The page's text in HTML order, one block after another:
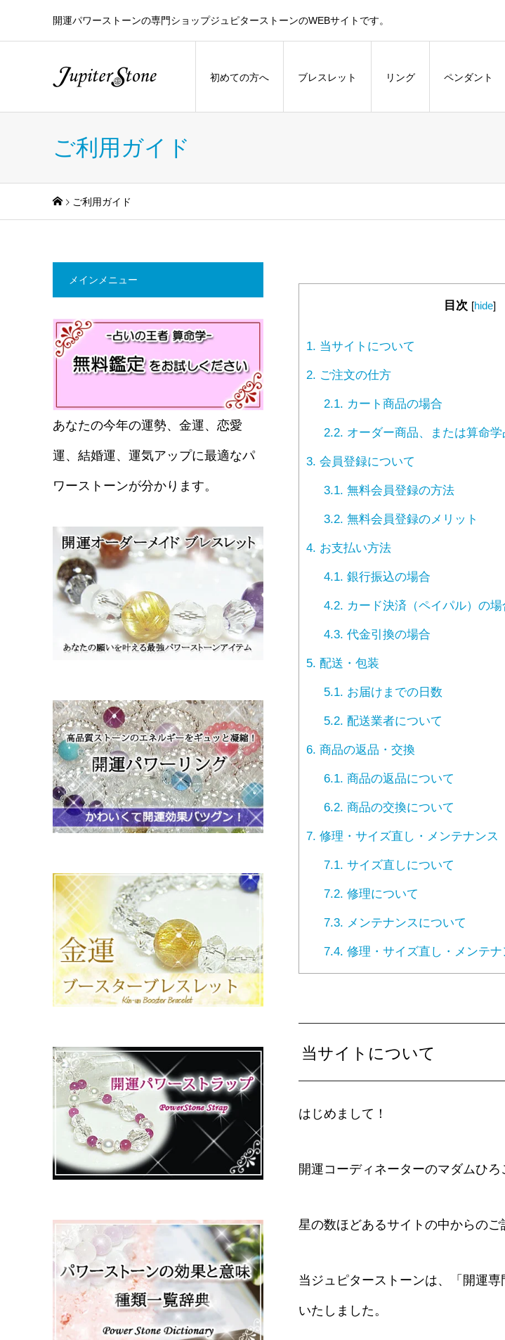
開運パワーストーンの専門ショップジュピターストーンのWEBサイトです。
初めての方へ ブレスレット リング ペンダント
ご利用ガイド
ご利用ガイド
目次 [hide]
1. 当サイトについて
2. ご注文の仕方
2.1. カート商品の場合
2.2. オーダー商品、または算命
3. 会員登録について
3.1. 無料会員登録の方法
3.2. 無料会員登録のメリット
4. お支払い方法
4.1. 銀行振込の場合
4.2. カード決済（ペイパル）の場
4.3. 代金引換の場合
5. 配送・包装
5.1. お届けまでの日数
5.2. 配送業者について
6. 商品の返品・交換
6.1. 商品の返品について
6.2. 商品の交換について
7. 修理・サイズ直し・メンテナンス
7.1. サイズ直しについて
7.2. 修理について
7.3. メンテナンスについて
7.4. 修理・サイズ直し・メンテ
当サイトについて
はじめまして！
開運コーディネーターのマダムひろ
星の数ほどあるサイトの中からのご
当ジュピターストーンは、「開運
いたしました。
メインメニュー
あなたの今年の運勢、金運、恋愛
運、結婚運、運気アップに最適なパ
ワーストーンが分かります。